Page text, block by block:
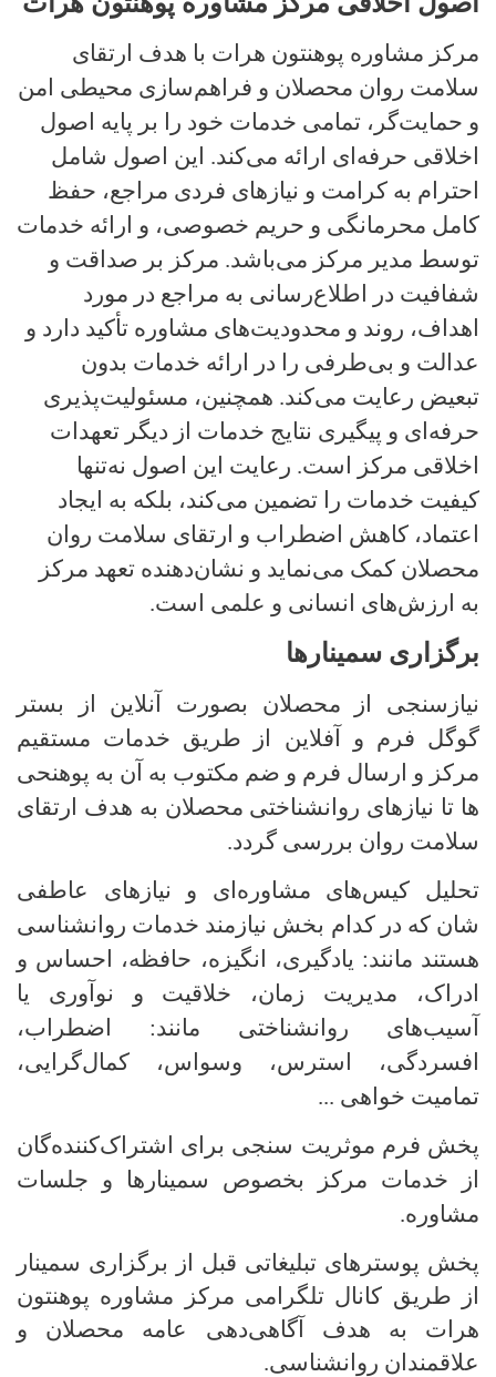
مرکز مشاوره پوهنتون هرات با هدف ارتقای
سلامت روان محصلان و فراهم‌سازی محیطی امن
و حمایت‌گر، تمامی خدمات خود را بر پایه اصول
اخلاقی حرفه‌ای ارائه می‌کند. این اصول شامل
احترام به کرامت و نیازهای فردی مراجع، حفظ
کامل محرمانگی و حریم خصوصی، و ارائه خدمات
توسط مدیر مرکز می‌باشد. مرکز بر صداقت و
شفافیت در اطلاع‌رسانی به مراجع در مورد
اهداف، روند و محدودیت‌های مشاوره تأکید دارد و
عدالت و بی‌طرفی را در ارائه خدمات بدون
تبعیض رعایت می‌کند. همچنین، مسئولیت‌پذیری
حرفه‌ای و پیگیری نتایج خدمات از دیگر تعهدات
اخلاقی مرکز است. رعایت این اصول نه‌تنها
کیفیت خدمات را تضمین می‌کند، بلکه به ایجاد
اعتماد، کاهش اضطراب و ارتقای سلامت روان
محصلان کمک می‌نماید و نشان‌دهنده تعهد مرکز
به ارزش‌های انسانی و علمی است.
برگزاری سمینارها
نیازسنجی از محصلان بصورت آنلاین از بستر
گوگل فرم و آفلاین از طریق خدمات مستقیم
مرکز و ارسال فرم و ضم مکتوب به آن به پوهنحی
ها تا نیازهای روانشناختی محصلان به هدف ارتقای
سلامت روان بررسی گردد.
تحلیل کیس‌های مشاوره‌ای و نیازهای عاطفی
شان که در کدام بخش نیازمند خدمات روانشناسی
هستند مانند: یادگیری، انگیزه، حافظه، احساس و
ادراک، مدیریت زمان، خلاقیت و نوآوری یا
آسیب‌های روانشناختی مانند: اضطراب،
افسردگی، استرس، وسواس، کمال‌گرایی،
تمامیت خواهی ...
پخش فرم موثریت سنجی برای اشتراک‌کننده‌گان
از خدمات مرکز بخصوص سمینارها و جلسات
مشاوره.
پخش پوسترهای تبلیغاتی قبل از برگزاری سمینار
از طریق کانال تلگرامی مرکز مشاوره پوهنتون
هرات به هدف آگاهی‌دهی عامه محصلان و
علاقمندان روانشناسی.